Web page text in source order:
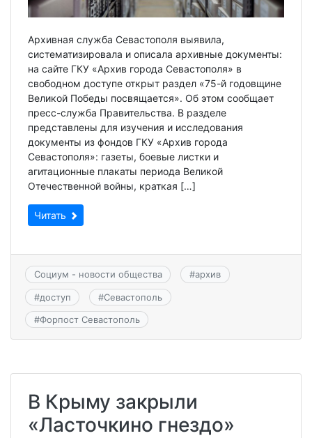
Архивная служба Севастополя выявила,
систематизировала и описала архивные документы:
на сайте ГКУ «Архив города Севастополя» в
свободном доступе открыт раздел «75-й годовщине
Великой Победы посвящается». Об этом сообщает
пресс-служба Правительства. В разделе
представлены для изучения и исследования
документы из фондов ГКУ «Архив города
Севастополя»: газеты, боевые листки и
агитационные плакаты периода Великой
Отечественной войны, краткая […]
Читать
Социум - новости общества #архив
#доступ #Севастополь
#Форпост Севастополь
В Крыму закрыли
«Ласточкино гнездо»